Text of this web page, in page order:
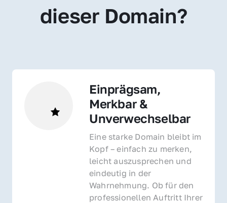
dieser Domain?
Einprägsam,
Merkbar &
Unverwechselbar
Eine starke Domain bleibt im
Kopf – einfach zu merken,
leicht auszusprechen und
eindeutig in der
Wahrnehmung. Ob für den
professionellen Auftritt Ihrer